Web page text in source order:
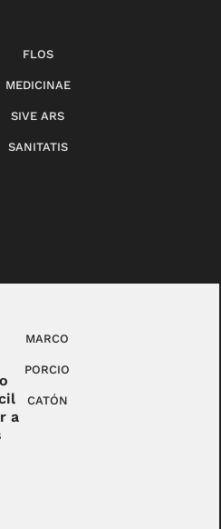
FLOS
MEDICINAE
SIVE ARS
SANITATIS
a
MARCO
PORCIO
CATÓN